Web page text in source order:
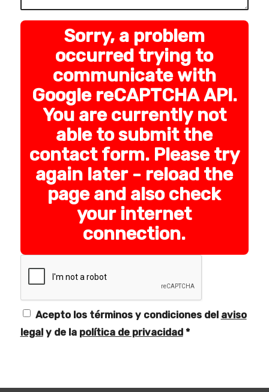
Sorry, a problem
occurred trying to
communicate with
Google reCAPTCHA API.
You are currently not
able to submit the
contact form. Please try
again later - reload the
page and also check
your internet
connection.
Acepto los términos y condiciones del aviso
legaly de la política de privacidad *